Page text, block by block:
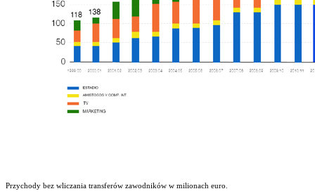
Przychody bez wliczania transferów zawodników w milionach euro.